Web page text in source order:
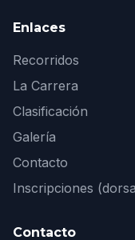
Enlaces
Recorridos
La Carrera
Clasificación
Galería
Contacto
Inscripciones
Contacto